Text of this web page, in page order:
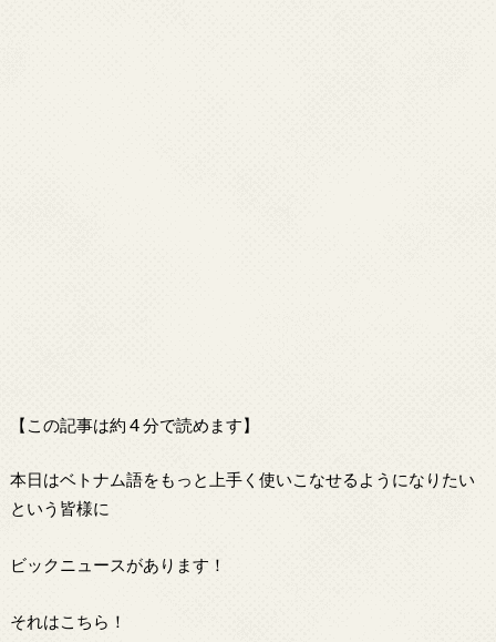
【この記事は約 4 分で読めます】
本日はベトナム語をもっと上手く使いこなせるようになりたい
という皆様に
ビックニュースがあります！
それはこちら！